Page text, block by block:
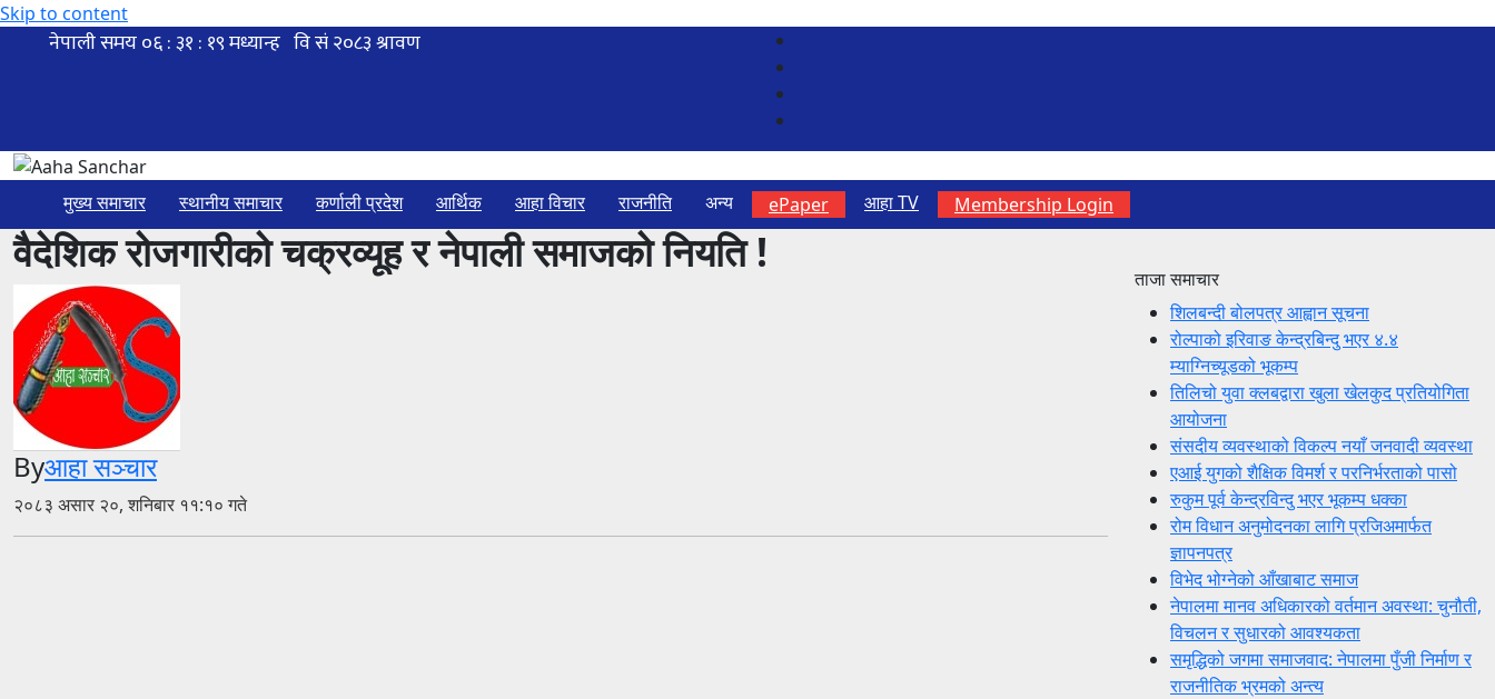
Skip to content
मुख्य समाचार स्थानीय समाचार कर्णाली प्रदेश आर्थिक आहा विचार राजनीति अन्य ePaper आहा TV Membership Login
वैदेशिक रोजगारीको चक्रव्यूह र नेपाली समाजको नियति !
Byआहा सञ्चार
२०८३ असार २०, शनिबार ११:१० गते
ताजा समाचार
शिलबन्दी बोलपत्र आह्वान सूचना
रोल्पाको इरिवाङ केन्द्रबिन्दु भएर ४.४
म्याग्निच्यूडको भूकम्प
तिलिचो युवा क्लबद्वारा खुला खेलकुद प्रतियोगिता
आयोजना
संसदीय व्यवस्थाको विकल्प नयाँ जनवादी व्यवस्था
एआई युगको शैक्षिक विमर्श र परनिर्भरताको पासो
रुकुम पूर्व केन्द्रविन्दु भएर भूकम्प धक्का
रोम विधान अनुमोदनका लागि प्रजिअमार्फत
ज्ञापनपत्र
विभेद भोग्नेको आँखाबाट समाज
नेपालमा मानव अधिकारको वर्तमान अवस्था: चुनौती,
विचलन र सुधारको आवश्यकता
समृद्धिको जगमा समाजवाद: नेपालमा पुँजी निर्माण र
राजनीतिक भ्रमको अन्त्य